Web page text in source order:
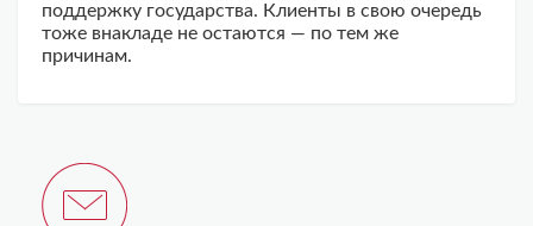
поддержку государства. Клиенты в свою очередь
тоже внакладе не остаются — по тем же
причинам.